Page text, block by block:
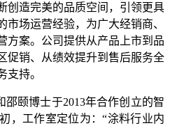
创造完美的品质空间，引领更具
场运营经验，为广大经销商、
方案。公司提供从产品上市到品
促销、从绩效提升到售后服务全
支持。
颐博士于2013年合作创立的智
，工作室定位为：“涂料行业内